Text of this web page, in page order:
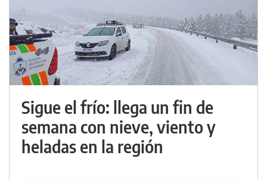
Sigue el frío: llega un fin de
semana con nieve, viento y
heladas en la región